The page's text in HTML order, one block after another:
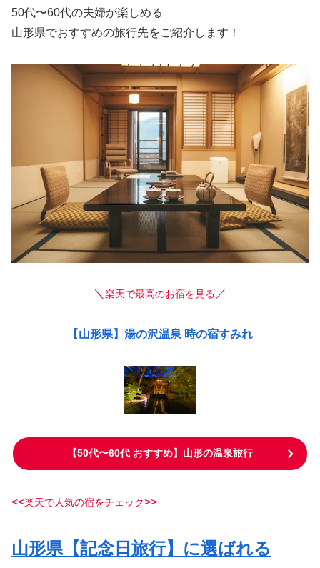
50代〜60代の夫婦が楽しめる
山形県でおすすめの旅行先をご紹介します！
＼ 楽天で最高のお宿を見る ／
【山形県】湯の沢温泉 時の宿すみれ
【50代〜60代 おすすめ】山形の温泉旅行
<<楽天で人気の宿をチェック>>
山形県【記念日旅行】に選ばれる